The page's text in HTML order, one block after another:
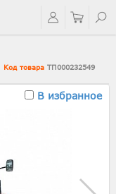
Код товара ТП000232549
В избранное